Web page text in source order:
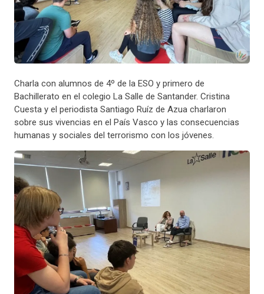
Charla con alumnos de 4º de la ESO y primero de
Bachillerato en el colegio La Salle de Santander. Cristina
Cuesta y el periodista Santiago Ruíz de Azua charlaron
sobre sus vivencias en el País Vasco y las consecuencias
humanas y sociales del terrorismo con los jóvenes.